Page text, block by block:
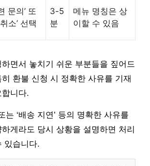
문의’ 또
소’ 선택
3-5
분
메뉴 명칭은 상
이할 수 있음
면서 놓치기 쉬운 부분들을 짚어드
환불 신청 시 정확한 사유를 기재
니다.
는 ‘배송 지연’ 등의 명확한 사유를
게라도 당시 상황을 설명하면 처리
있습니다.